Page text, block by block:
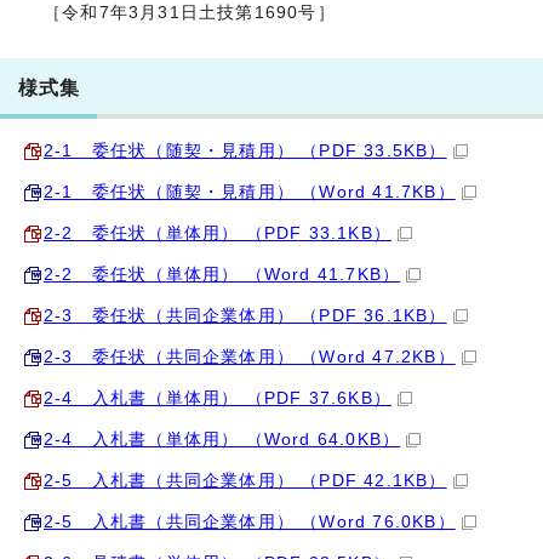
［令和7年3月31日土技第1690号］
様式集
2‐1 委任状（随契・見積用） （PDF 33.5KB）
2‐1 委任状（随契・見積用） （Word 41.7KB）
2‐2 委任状（単体用） （PDF 33.1KB）
2‐2 委任状（単体用） （Word 41.7KB）
2‐3 委任状（共同企業体用） （PDF 36.1KB）
2‐3 委任状（共同企業体用） （Word 47.2KB）
2‐4 入札書（単体用） （PDF 37.6KB）
2‐4 入札書（単体用） （Word 64.0KB）
2‐5 入札書（共同企業体用） （PDF 42.1KB）
2‐5 入札書（共同企業体用） （Word 76.0KB）